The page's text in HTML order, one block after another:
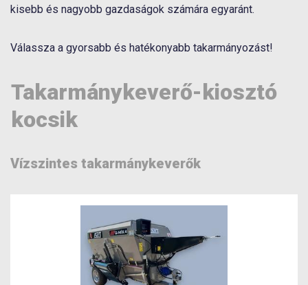
kisebb és nagyobb gazdaságok számára egyaránt.
Válassza a gyorsabb és hatékonyabb takarmányozást!
Takarmánykeverő-kiosztó
kocsik
Vízszintes takarmánykeverők